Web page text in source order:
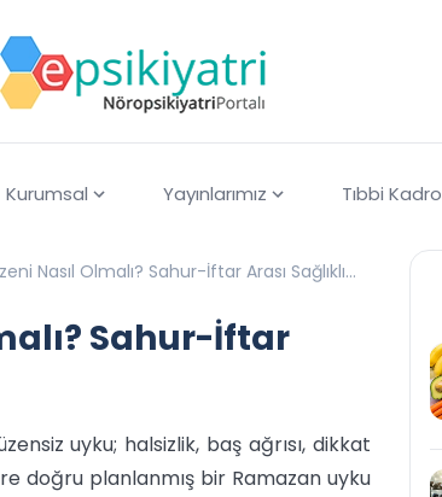
Kurumsal Yayınlarımız Tıbbi Kadro
Nasıl Olmalı? Sahur-İftar Arası Sağlıklı
Sahur-İftar
uyku; halsizlik, baş ağrısı, dikkat
doğru planlanmış bir Ramazan uyku